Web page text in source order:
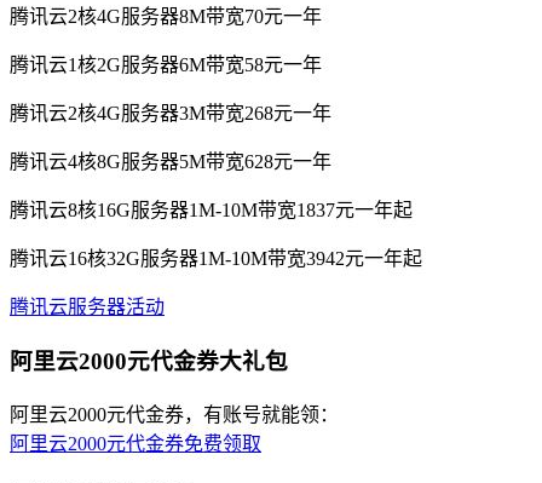
腾讯云2核4G服务器8M带宽70元一年
腾讯云1核2G服务器6M带宽58元一年
腾讯云2核4G服务器3M带宽268元一年
腾讯云4核8G服务器5M带宽628元一年
腾讯云8核16G服务器1M-10M带宽1837元一年起
腾讯云16核32G服务器1M-10M带宽3942元一年起
腾讯云服务器活动
阿里云2000元代金券大礼包
阿里云2000元代金券，有账号就能领：
阿里云2000元代金券免费领取